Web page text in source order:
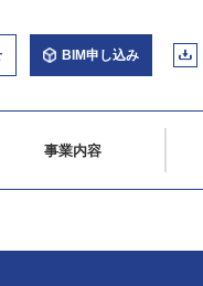
BIM申し込み
事業内容